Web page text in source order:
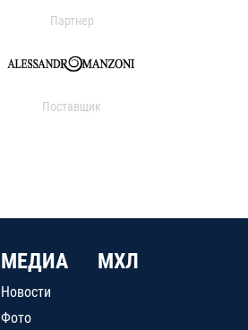
Партнер
Поставщик
МЕДИА
Новости
Фото
МХЛ